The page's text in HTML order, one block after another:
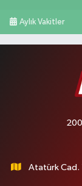
Aylık Vakitler
Atatürk Cad.